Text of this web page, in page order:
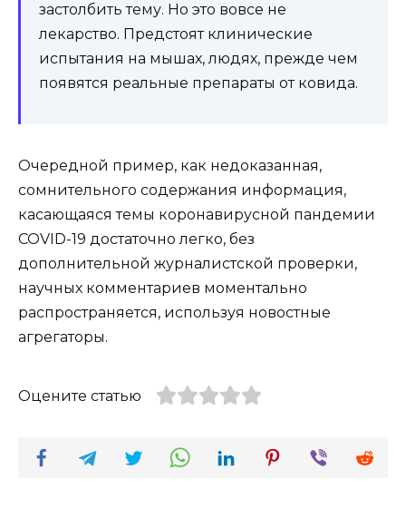
застолбить тему. Но это вовсе не
лекарство. Предстоят клинические
испытания на мышах, людях, прежде чем
появятся реальные препараты от ковида.
Очередной пример, как недоказанная,
сомнительного содержания информация,
касающаяся темы коронавирусной пандемии
COVID-19 достаточно легко, без
дополнительной журналистской проверки,
научных комментариев моментально
распространяется, используя новостные
агрегаторы.
Оцените статью